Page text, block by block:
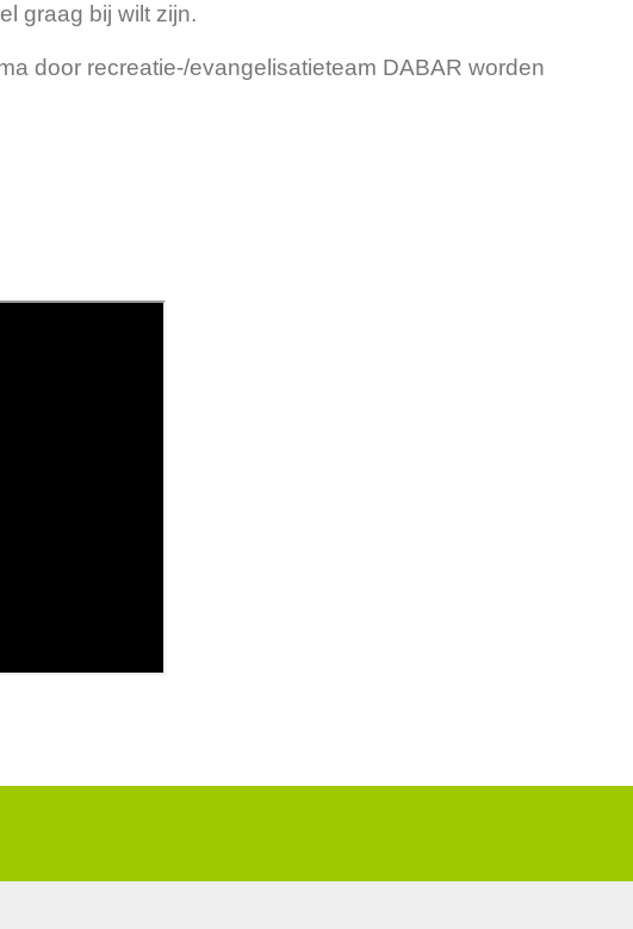
graag bij wilt zijn.
door recreatie-/evangelisatieteam DABAR worden